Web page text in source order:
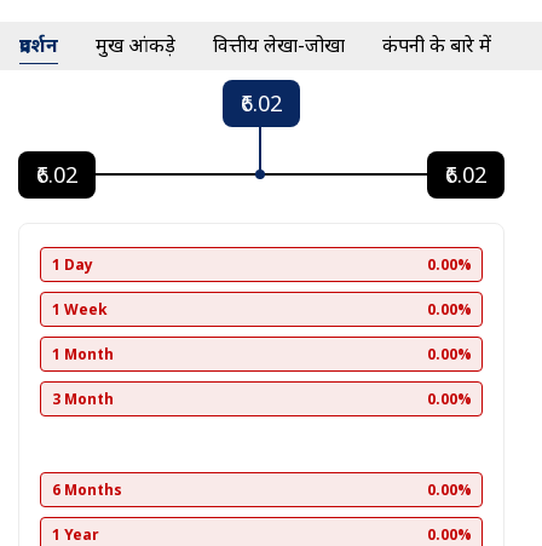
प्रदर्शन प्रमुख आंकड़े वित्तीय लेखा-जोखा कंपनी के बारे में
₹6.02
₹6.02 ₹6.02
1 Day 0.00%
1 Week 0.00%
1 Month 0.00%
3 Month 0.00%
6 Months 0.00%
1 Year 0.00%